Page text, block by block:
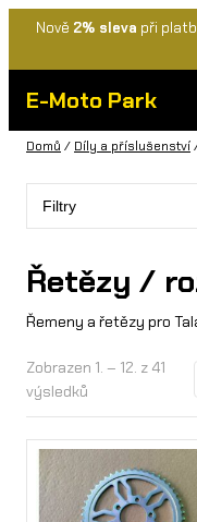
Nově 2% sleva při
E-Moto Park
Domů / Díly a příslušenství
Filtry
Řetězy /
Řemeny a řetězy pro
Zobrazen 1. – 12. z 41
výsledků